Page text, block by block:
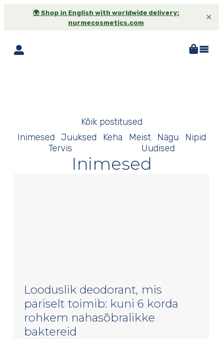
🌍 Shop in English with worldwide delivery:
nurmecosmetics.com
✕
Rubriik: Inimesed
Kõik postitused
Inimesed
Juuksed Keha Meist Nägu
Nipid
Tervis
Uudised
Inimesed
Looduslik deodorant, mis
päriselt toimib: kuni 6 korda
rohkem nahasõbralikke
baktereid